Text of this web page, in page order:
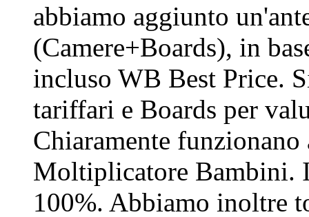
abbiamo aggiunto
(Camere+Boards), in
incluso WB Best Price.
tariffari e Boards per
Chiaramente
Moltiplicatore Bambini.
100%. Abbiamo inoltre